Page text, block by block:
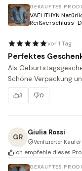
GEKAUFTES
VAELITHYN
Reißverschluss-
vor 1 Tag
Perfektes
Als
Schöne Verpackung
3 0
GR
Giulia Rossi
Verifizierter Käufer
Ich empfehle dieses
GEKAUFTES